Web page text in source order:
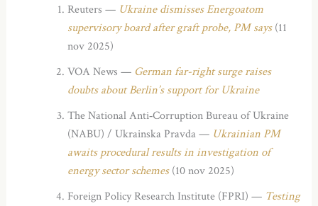
Reuters — Ukraine dismisses Energoatom
supervisory board after graft probe, PM says(11
nov 2025)
VOA News — German far-right surge raises
doubts about Berlin’s support for Ukraine
The National Anti‑Corruption Bureau of Ukraine
(NABU) / Ukrainska Pravda — Ukrainian PM
awaits procedural results in investigation of
energy sector schemes(10 nov 2025)
Foreign Policy Research Institute (FPRI) — Testing